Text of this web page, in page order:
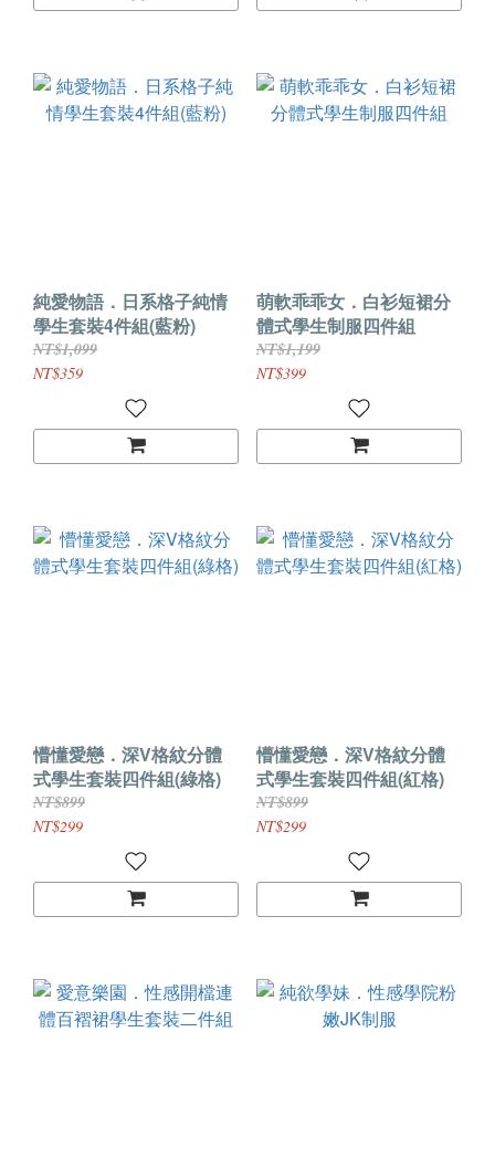
純愛物語．日系格子純情
學生套裝4件組(藍粉)
NT$1,099
NT$359
萌軟乖乖女．白衫短裙分
體式學生制服四件組
NT$1,199
NT$399
懵懂愛戀．深V格紋分體
式學生套裝四件組(綠格)
NT$899
NT$299
懵懂愛戀．深V格紋分體
式學生套裝四件組(紅格)
NT$899
NT$299